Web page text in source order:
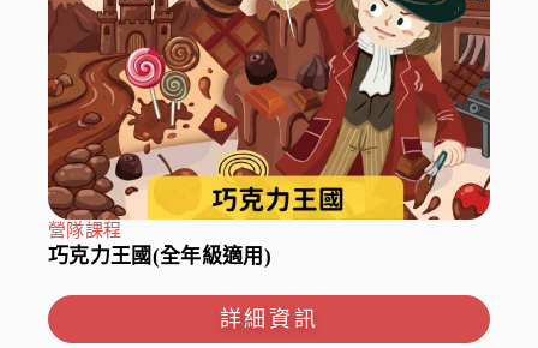
營隊課程
巧克力王國(全年級適用)
詳細資訊